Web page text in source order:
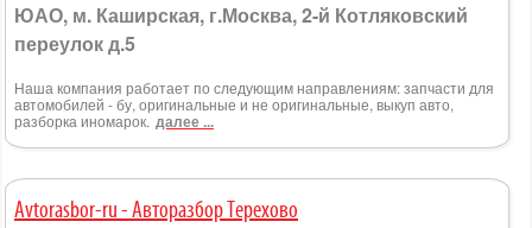
ЮАО, м. Каширская, г.Москва, 2-й Котляковский
переулок д.5
Наша компания работает по следующим направлениям: запчасти для
автомобилей - бу, оригинальные и не оригинальные, выкуп авто,
разборка иномарок. далее ...
Avtorasbor-ru - Авторазбор Терехово